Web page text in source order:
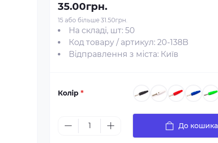
35.00грн.
15 або більше 31.50грн.
На складі, шт: 50
Код товару / артикул: 20-138B
Відправлення з міста: Київ
Колір *
До кошика